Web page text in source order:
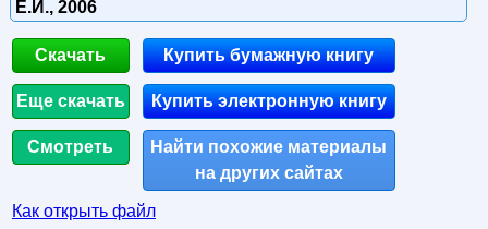
Е.И., 2006
Скачать
Еще скачать
Смотреть
Купить бумажную книгу
Купить электронную книгу
Найти похожие материалы
на других сайтах
Как открыть файл